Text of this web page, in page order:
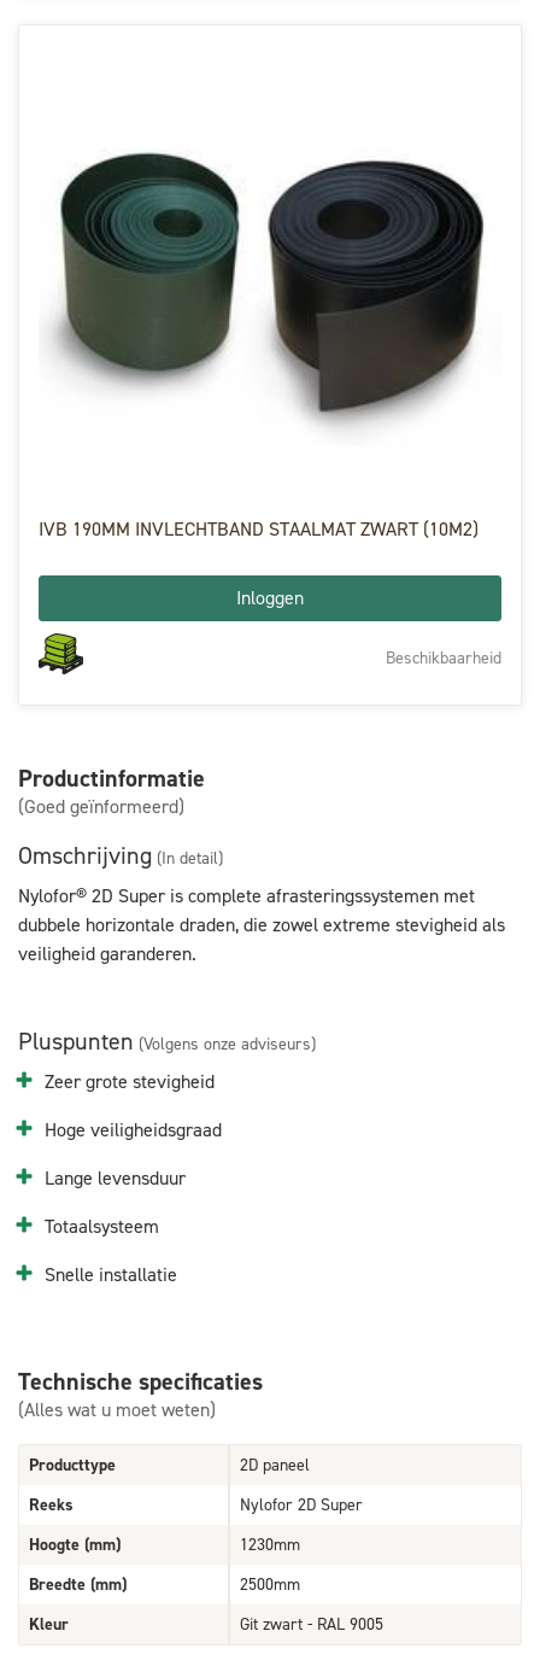
IVB 190MM INVLECHTBAND STAALMAT ZWART (10M2)
Inloggen
Beschikbaarheid
Productinformatie
(Goed geïnformeerd)
Omschrijving (In detail)
Nylofor® 2D Super is complete afrasteringssystemen met
dubbele horizontale draden, die zowel extreme stevigheid als
veiligheid garanderen.
Pluspunten (Volgens onze adviseurs)
Zeer grote stevigheid
Hoge veiligheidsgraad
Lange levensduur
Totaalsysteem
Snelle installatie
Technische specificaties
(Alles wat u moet weten)
Producttype
2D paneel
Reeks
Nylofor 2D Super
Hoogte (mm)
1230mm
Breedte (mm)
2500mm
Kleur
Git zwart - RAL 9005